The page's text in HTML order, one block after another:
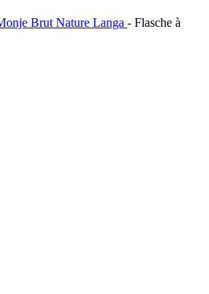
Brut Nature Langa - Flasche à